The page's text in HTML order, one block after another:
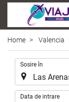
Home Valencia
Sosire în
Data de intrare